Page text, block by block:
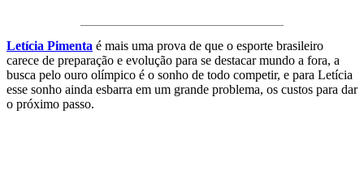
Letícia Pimenta é mais uma prova de que o esporte brasileiro
carece de preparação e evolução para se destacar mundo a fora, a
busca pelo ouro olímpico é o sonho de todo competir, e para Letícia
esse sonho ainda esbarra em um grande problema, os custos para dar
o próximo passo.